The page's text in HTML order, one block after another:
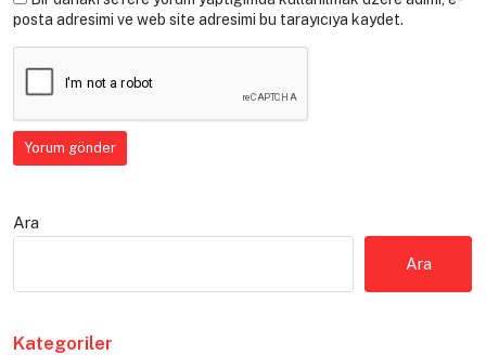
posta adresimi ve web site adresimi bu tarayıcıya kaydet.
Ara
Ara
Kategoriler